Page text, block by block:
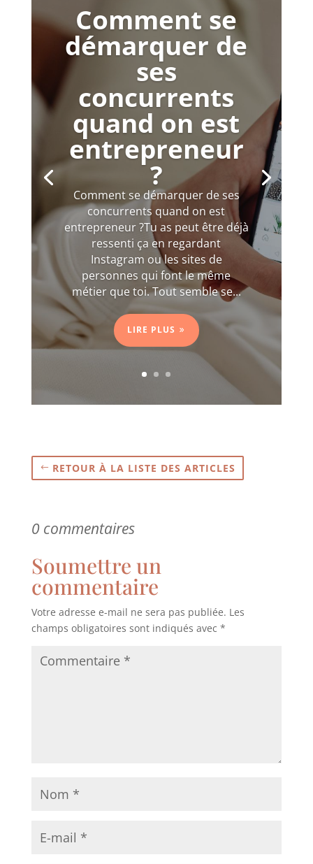
Comment se
démarquer de
ses
concurrents
quand on est
entrepreneur
?
Comment se démarquer de ses
concurrents quand on est
entrepreneur ?Tu as peut être déjà
ressenti ça en regardant
Instagram ou les sites de
personnes qui font le même
métier que toi. Tout semble se...
LIRE PLUS
RETOUR À LA LISTE DES ARTICLES
0 commentaires
Soumettre un
commentaire
Votre adresse e-mail ne sera pas publiée. Les
champs obligatoires sont indiqués avec *